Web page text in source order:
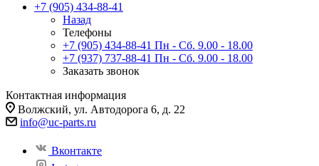
+7 (905) 434-88-41
Назад
Телефоны
+7 (905) 434-88-41 Пн - Сб. 9.00 - 18.00
+7 (937) 737-88-41 Пн - Сб. 9.00 - 18.00
Заказать звонок
Контактная информация
Волжский, ул. Автодорога 6, д. 22
info@uc-parts.ru
Вконтакте